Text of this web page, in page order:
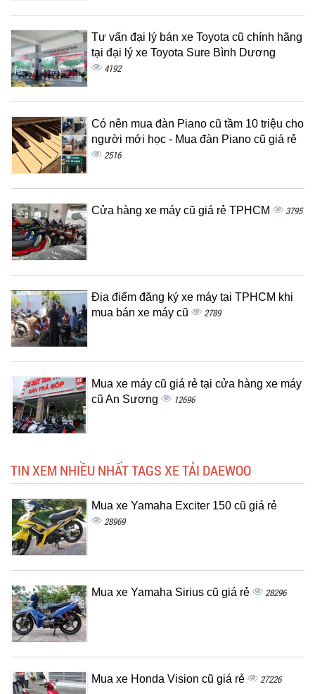
Tư vấn đại lý bán xe Toyota cũ chính hãng
tại đại lý xe Toyota Sure Bình Dương
4192
Có nên mua đàn Piano cũ tầm 10 triệu cho
người mới học - Mua đàn Piano cũ giá rẻ
2516
Cửa hàng xe máy cũ giá rẻ TPHCM 3795
Địa điểm đăng ký xe máy tại TPHCM khi
mua bán xe máy cũ
2789
Mua xe máy cũ giá rẻ tại cửa hàng xe máy
cũ An Sương
12696
TIN XEM NHIỀU NHẤT TAGS XE TẢI DAEWOO
Mua xe Yamaha Exciter 150 cũ giá rẻ
28969
Mua xe Yamaha Sirius cũ giá rẻ 28296
Mua xe Honda Vision cũ giá rẻ 27226